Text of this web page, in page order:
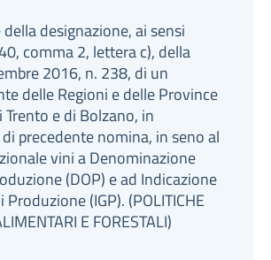
designazione, ai sensi
comma 2, lettera c), della
2016, n. 238, di un
delle Regioni e delle Province
e di Bolzano, in
precedente nomina, in seno al
vini a Denominazione
(DOP) e ad Indicazione
Produzione (IGP). (POLITICHE
E FORESTALI)